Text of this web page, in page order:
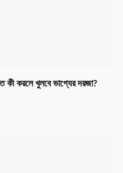
করলে খুলবে ভাগ্যের দরজা?